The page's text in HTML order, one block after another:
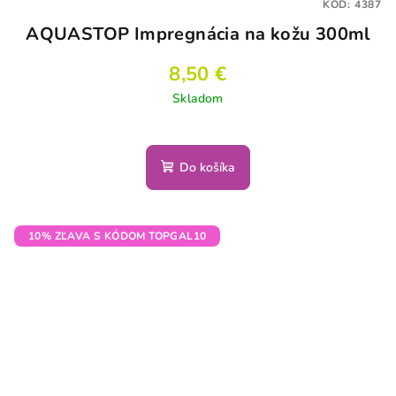
AQUASTOP Impregnácia na kožu 300ml
8,50 €
Skladom
Do košíka
KÓD: 4387
10% ZĽAVA S KÓDOM TOPGAL10